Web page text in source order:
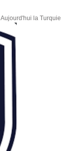
Aujourd'hui la Turquie